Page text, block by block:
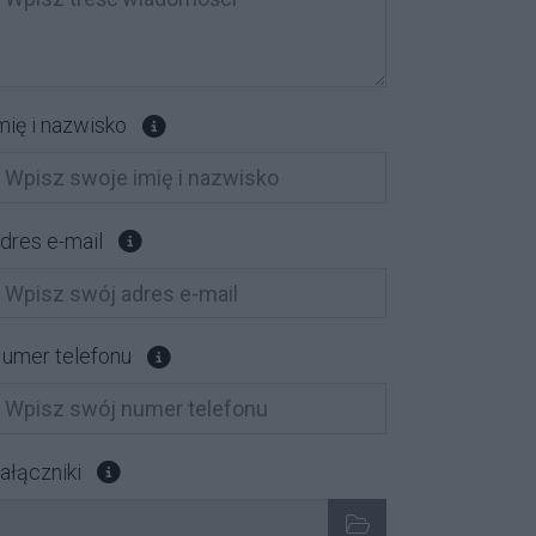
i nazwisko Pole opcjonalne
e-mail Pole opcjonalne
telefonu Pole opcjonalne
Załącz pliki, które chcesz wysłać. Pole opcjonalne